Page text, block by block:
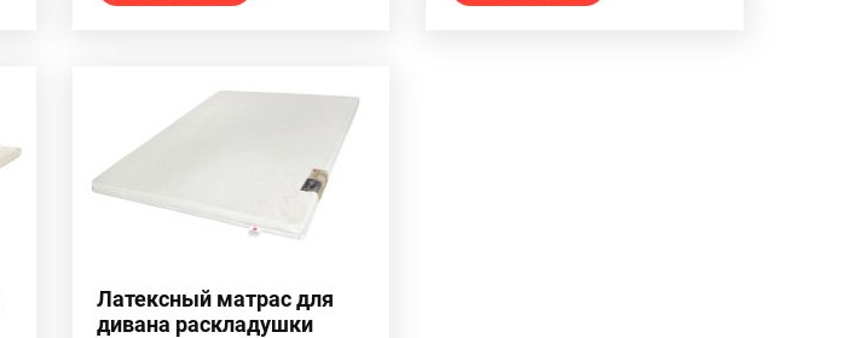
Латексный матрас для
дивана раскладушки